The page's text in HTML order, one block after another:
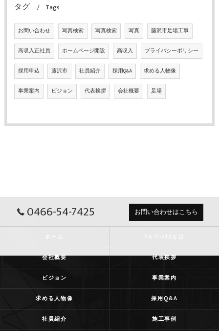
タグ Tags
お問い合わせ 写真検索 写真検索 写真 藤沢市足場工事
高収入正社員 ホームページ開設 高収入 プライバシーポリシー
採用申込 藤沢市 社員紹介 採用Q&A 求める人物像
事業案内 ビジョン 代表挨拶 会社概要 足場
0466-54-7425 お問い合わせはこちら
会社概要 代表挨拶
ビジョン 事業案内
求める人物像 採用Q&A
社員紹介 施工事例